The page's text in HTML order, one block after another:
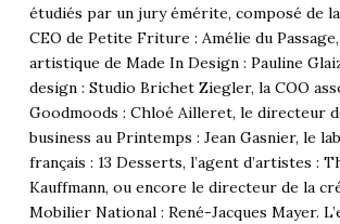
étudiés par un jury émérite, composé de
CEO de Petite Friture : Amélie du
artistique de Made In Design : Pauline
design : Studio Brichet Ziegler, la COO
Goodmoods : Chloé Ailleret, le directeur
business au Printemps : Jean Gasnier, le
français : 13 Desserts, l’agent d’artistes :
Kauffmann, ou encore le directeur de la
Mobilier National : René-Jacques Mayer.